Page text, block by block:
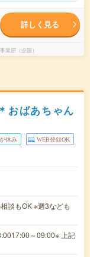
詳しく見る
部（全国）
おばあちゃん
休み WEB登録OK
談もOK ※週3なども
～09:00※ 上記